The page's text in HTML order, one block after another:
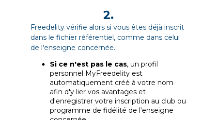
2.
Freedelity vérifie alors si vous êtes déjà inscrit
dans le fichier référentiel, comme dans celui
de l'enseigne concernée.
Si ce n'est pas le cas, un profil
personnel MyFreedelity est
automatiquement créé à votre nom
afin d'y lier vos avantages et
d'enregistrer votre inscription au club ou
programme de fidélité de l'enseigne